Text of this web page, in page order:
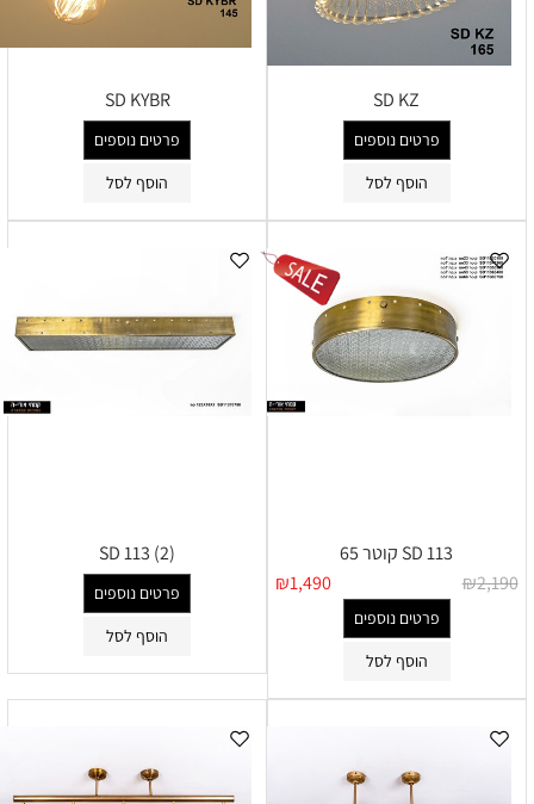
SD KZ
פרטים נוספים
הוסף לסל
SD KYBR
פרטים נוספים
הוסף לסל
SD 113 קוטר 65
₪2,190
₪1,490
פרטים נוספים
הוסף לסל
SD 113 (2)
פרטים נוספים
הוסף לסל